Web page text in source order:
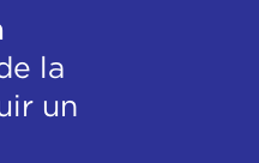
la
un